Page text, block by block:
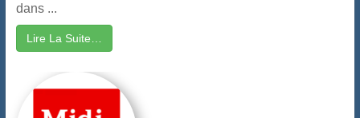
dans ...
Lire La Suite…